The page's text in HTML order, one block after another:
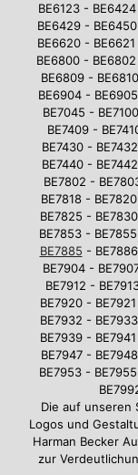
BE6123 -
BE6429 -
BE6620 -
BE6800 -
BE6809 -
BE6904 -
BE7045 -
BE7409 -
BE7430 -
BE7440 -
BE7802 -
BE7818 -
BE7825 -
BE7853 -
BE7885 -
BE7904 -
BE7912 -
BE7920 -
BE7932 -
BE7939 -
BE7947 -
BE7953 -
Die auf unseren
Logos und
Harman Becker
zur